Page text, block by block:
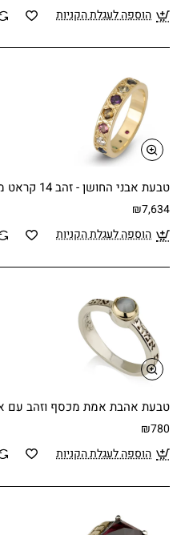
הוספה לעגלת הקניות
טבעת אבני החושן - זהב 14 קראט מלא
₪7,634
הוספה לעגלת הקניות
טבעת אהבת אמת מכסף וזהב עם
₪780
הוספה לעגלת הקניות